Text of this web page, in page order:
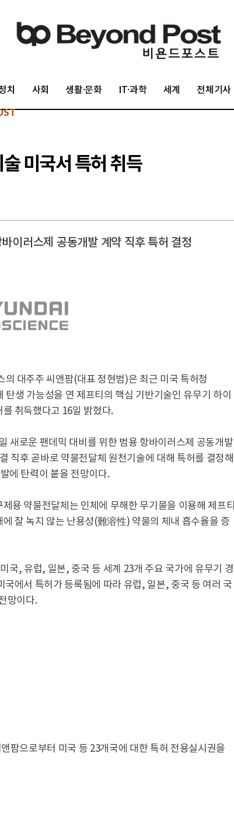
치 사회 생활·문화 IT·과학 세계 전체기사
미국서 특허 취득
이러스제 공동개발 계약 직후 특허 결정
대주주 씨앤팜(대표 정현범)은 최근 미국 특허청
생 가능성을 연 제프티의 핵심 기반기술인 유무기 하이
취득했다고 16일 밝혔다.
새로운 팬데믹 대비를 위한 범용 항바이러스제 공동개발
직후 곧바로 약물전달체 원천기술에 대해 특허를 결정해
에 탄력이 붙을 전망이다.
용 약물전달체는 인체에 무해한 무기물을 이용해 제프티
잘 녹지 않는 난용성(難溶性) 약물의 체내 흡수율을 증
국, 유럽, 일본, 중국 등 세계 23개 주요 국가에 유무기 경
에서 특허가 등록됨에 따라 유럽, 일본, 중국 등 여러 국
망이다.
팜으로부터 미국 등 23개국에 대한 특허 전용실시권을